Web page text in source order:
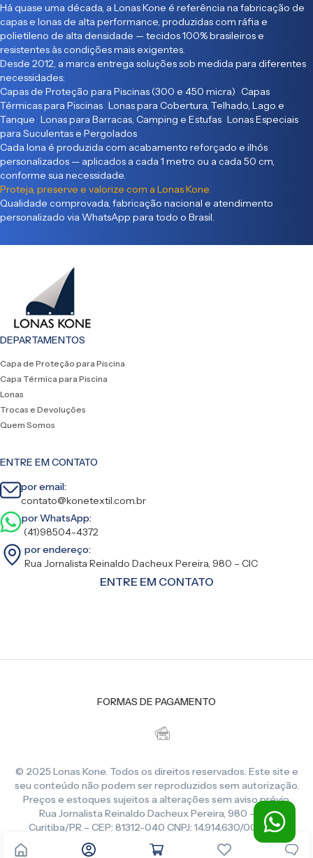
Há quase uma década, a Lonas Kone é referência na fabricação de
capas e lonas de alta performance, produzidas com ráfia e
polietileno de alta densidade — tecidos 100% brasileiros e
resistentes às condições mais exigentes.
Desde 2012, a marca entrega soluções sob medida para diferentes
necessidades:
Capas de Proteção para Piscinas (300 e 450 micra) Capas
Térmicas para Piscinas Lonas para Cobertura, Telhado, Lago e
Tanque Lonas para Barracas, Camping e Estufas Lonas Especiais
para Suculentas e Pergolados
Cada lona é produzida com acabamento reforçado e ilhós
personalizados — aplicados a cada 1 metro ou a cada 50 cm,
conforme sua necessidade.
Proteja, preserve e valorize com a Lonas Kone.
Qualidade comprovada, fabricação nacional e atendimento
personalizado via WhatsApp para todo o Brasil.
DEPARTAMENTOS
Capa de Proteção para Piscina
Capa Térmica para Piscina
Lonas
Trocas e Devoluções
Quem Somos
ENTRE EM CONTATO
por email:
contato@konetextil.com.br
por WhatsApp:
(41)98504-4372
por endereço:
Rua Jornalista Reinaldo Dacheux Pereira, 980 – CIC
ENTRE EM CONTATO
FORMAS DE PAGAMENTO
© 2025 Lonas Kone. Todos os direitos reservados. Este site e
seu conteúdo não podem ser reproduzidos sem autorização.
Preços e estoques sujeitos a alterações sem aviso prévio.
Rua Jornalista Reinaldo Dacheux Pereira, 980 – CIC,
Curitiba/PR – CEP: 81312-040 CNPJ: 14.914.630/0001-86